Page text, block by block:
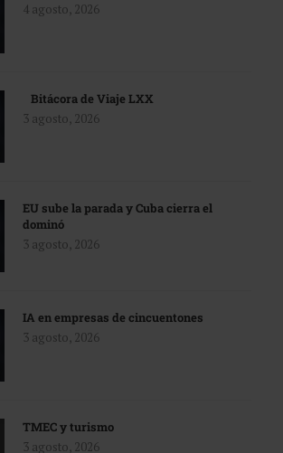
4 agosto, 2026
Bitácora de Viaje LXX
3 agosto, 2026
EU sube la parada y Cuba cierra el
dominó
3 agosto, 2026
IA en empresas de cincuentones
3 agosto, 2026
TMEC y turismo
3 agosto, 2026